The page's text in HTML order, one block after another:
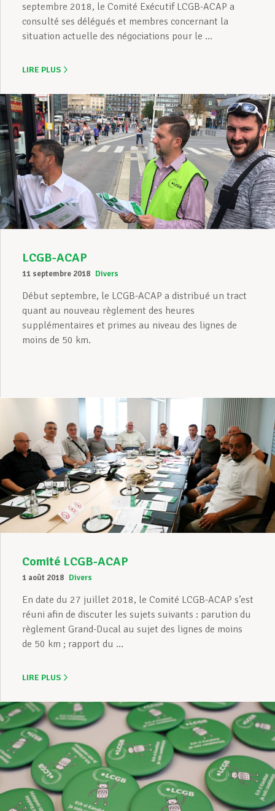
septembre 2018, le Comité Exécutif LCGB-ACAP a
consulté ses délégués et membres concernant la
situation actuelle des négociations pour le ...
LIRE PLUS
LCGB-ACAP
11 septembre 2018 Divers
Début septembre, le LCGB-ACAP a distribué un tract
quant au nouveau règlement des heures
supplémentaires et primes au niveau des lignes de
moins de 50 km.
Comité LCGB-ACAP
1 août 2018 Divers
En date du 27 juillet 2018, le Comité LCGB-ACAP s’est
réuni afin de discuter les sujets suivants : parution du
règlement Grand-Ducal au sujet des lignes de moins
de 50 km ; rapport du ...
LIRE PLUS